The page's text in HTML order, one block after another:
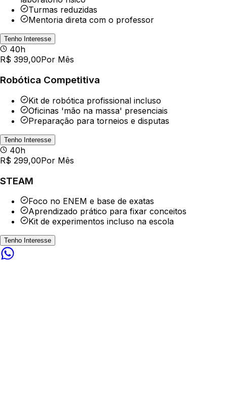
Turmas reduzidas
Mentoria direta com o professor
Tenho Interesse
40h
R$ 399,00Por Mês
Robótica Competitiva
Kit de robótica profissional incluso
Oficinas 'mão na massa' presenciais
Preparação para torneios e disputas
Tenho Interesse
40h
R$ 299,00Por Mês
STEAM
Foco no ENEM e base de exatas
Aprendizado prático para fixar conceitos
Kit de experimentos incluso na escola
Tenho Interesse